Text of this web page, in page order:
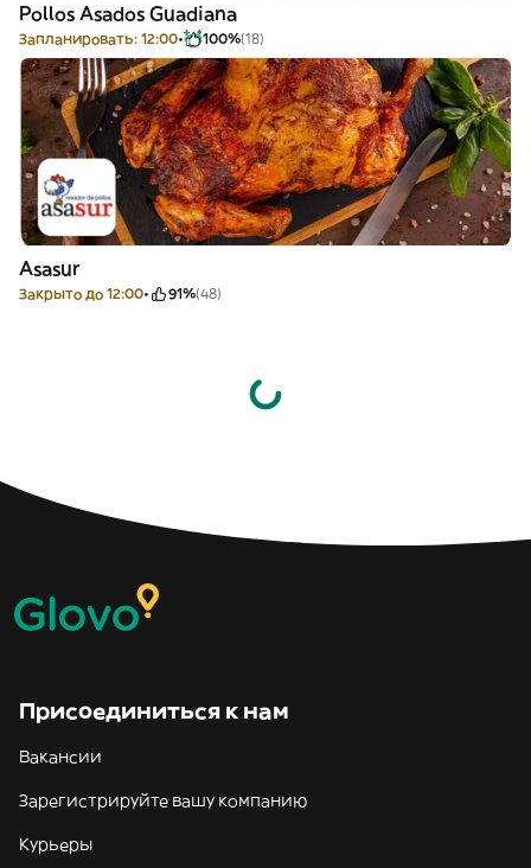
Pollos Asados Guadiana
Запланировать: 12:00 100%(18)
Asasur
Закрыто до 12:00 91%(48)
Присоединиться к нам
Вакансии
Зарегистрируйте вашу компанию
Курьеры